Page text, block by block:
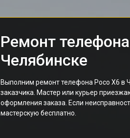
Ремонт
Челябинске
Выполним ремонт телефона Poco X6 в
заказчика. Мастер или курьер
оформления заказа. Если
мастерскую бесплатно.